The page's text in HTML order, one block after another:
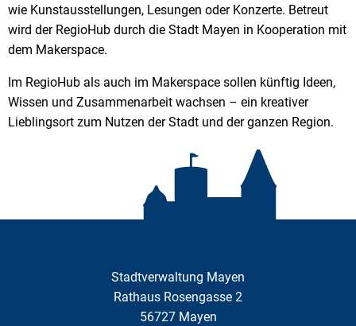
wie Kunstausstellungen, Lesungen oder Konzerte. Betreut
wird der RegioHub durch die Stadt Mayen in Kooperation mit
dem Makerspace.
Im RegioHub als auch im Makerspace sollen künftig Ideen,
Wissen und Zusammenarbeit wachsen – ein kreativer
Lieblingsort zum Nutzen der Stadt und der ganzen Region.
Stadtverwaltung Mayen
Rathaus Rosengasse 2
56727 Mayen